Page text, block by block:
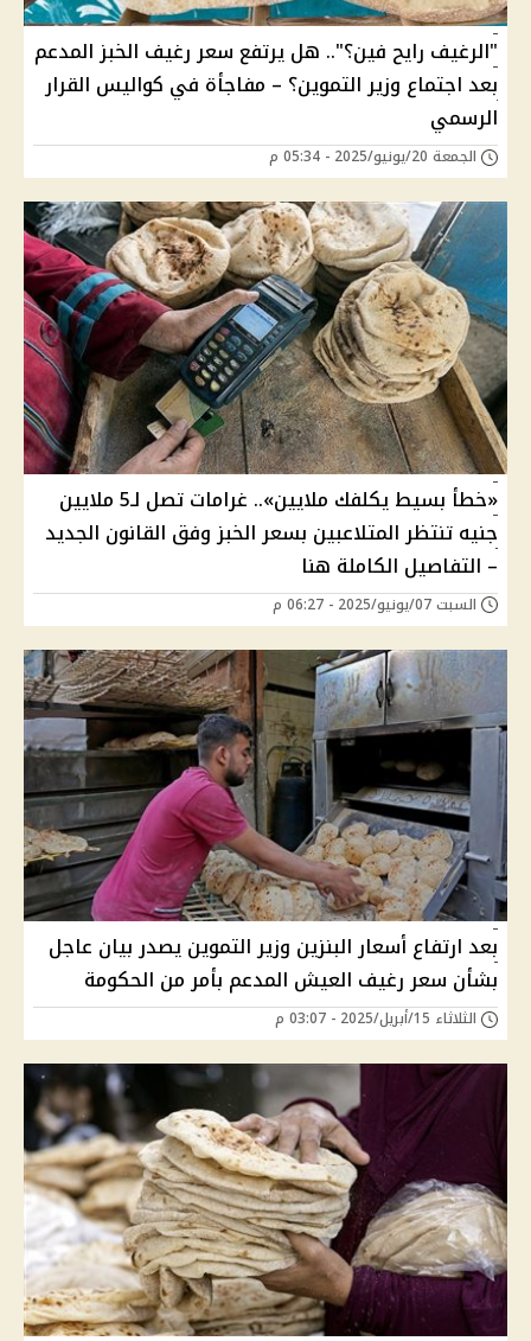
"الرغيف رايح فين؟".. هل يرتفع سعر رغيف الخبز المدعم
بعد اجتماع وزير التموين؟ – مفاجأة في كواليس القرار
الرسمي
الجمعة 20/يونيو/2025 - 05:34 م
«خطأ بسيط يكلفك ملايين».. غرامات تصل لـ5 ملايين
جنيه تنتظر المتلاعبين بسعر الخبز وفق القانون الجديد
– التفاصيل الكاملة هنا
السبت 07/يونيو/2025 - 06:27 م
بعد ارتفاع أسعار البنزين وزير التموين يصدر بيان عاجل
بشأن سعر رغيف العيش المدعم بأمر من الحكومة
الثلاثاء 15/أبريل/2025 - 03:07 م